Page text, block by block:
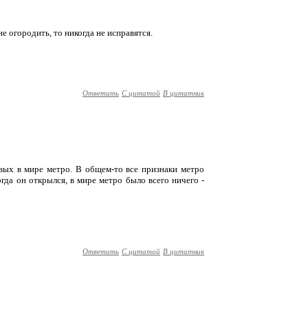
огородить, то никогда не исправятся.
Ответить С цитатой В цитатник
в мире метро. В общем-то все признаки метро
он открылся, в мире метро было всего ничего -
Ответить С цитатой В цитатник